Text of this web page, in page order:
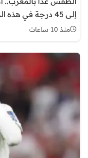
إلى 45 درجة في هذه المناطق
منذ 10 ساعات